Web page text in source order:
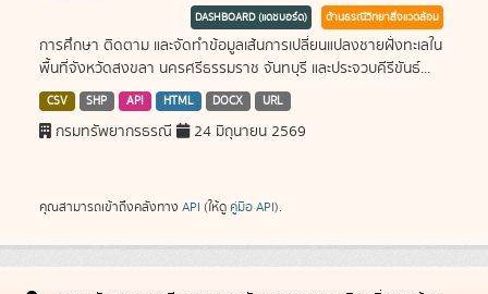
DASHBOARD (แดชบอร์ด) ด้านธรณีวิทยาสิ่งแวดล้อม
การศึกษา ติดตาม และจัดทำข้อมูลเส้นการเปลี่ยนแปลงชายฝั่งทะเลใน
พื้นที่จังหวัดสงขลา นครศรีธรรมราช จันทบุรี และประจวบคีรีขันธ์...
CSV SHP API HTML DOCX URL
กรมทรัพยากรธรณี 24 มิถุนายน 2569
คุณสามารถเข้าถึงคลังทาง API (ให้ดู คู่มือ API).